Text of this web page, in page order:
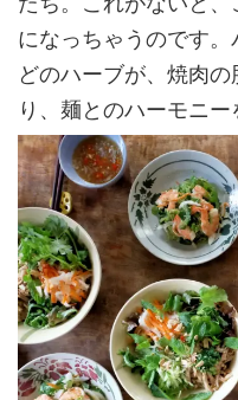
になっちゃうのです
どのハーブが、焼肉
り、麺とのハーモニー